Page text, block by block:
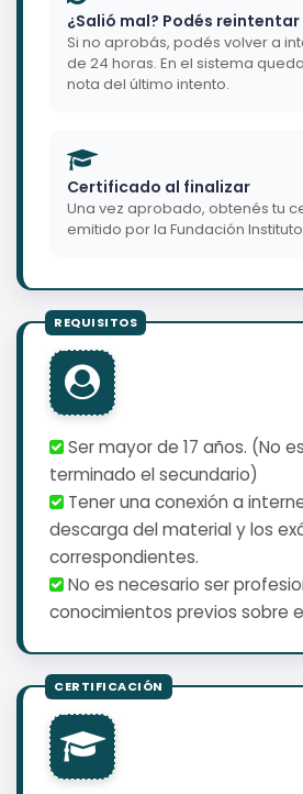
¿Salió mal? Podés reintentar
Si no aprobás, podés volver a
de 24 horas. En el sistema
nota del último intento.
Certificado al finalizar
Una vez aprobado, obtenés tu
emitido por la Fundación Instituto
Ser mayor de 17 años. (No
terminado el secundario)
Tener una conexión a
descarga del material y los
correspondientes.
No es necesario ser
conocimientos previos sobre